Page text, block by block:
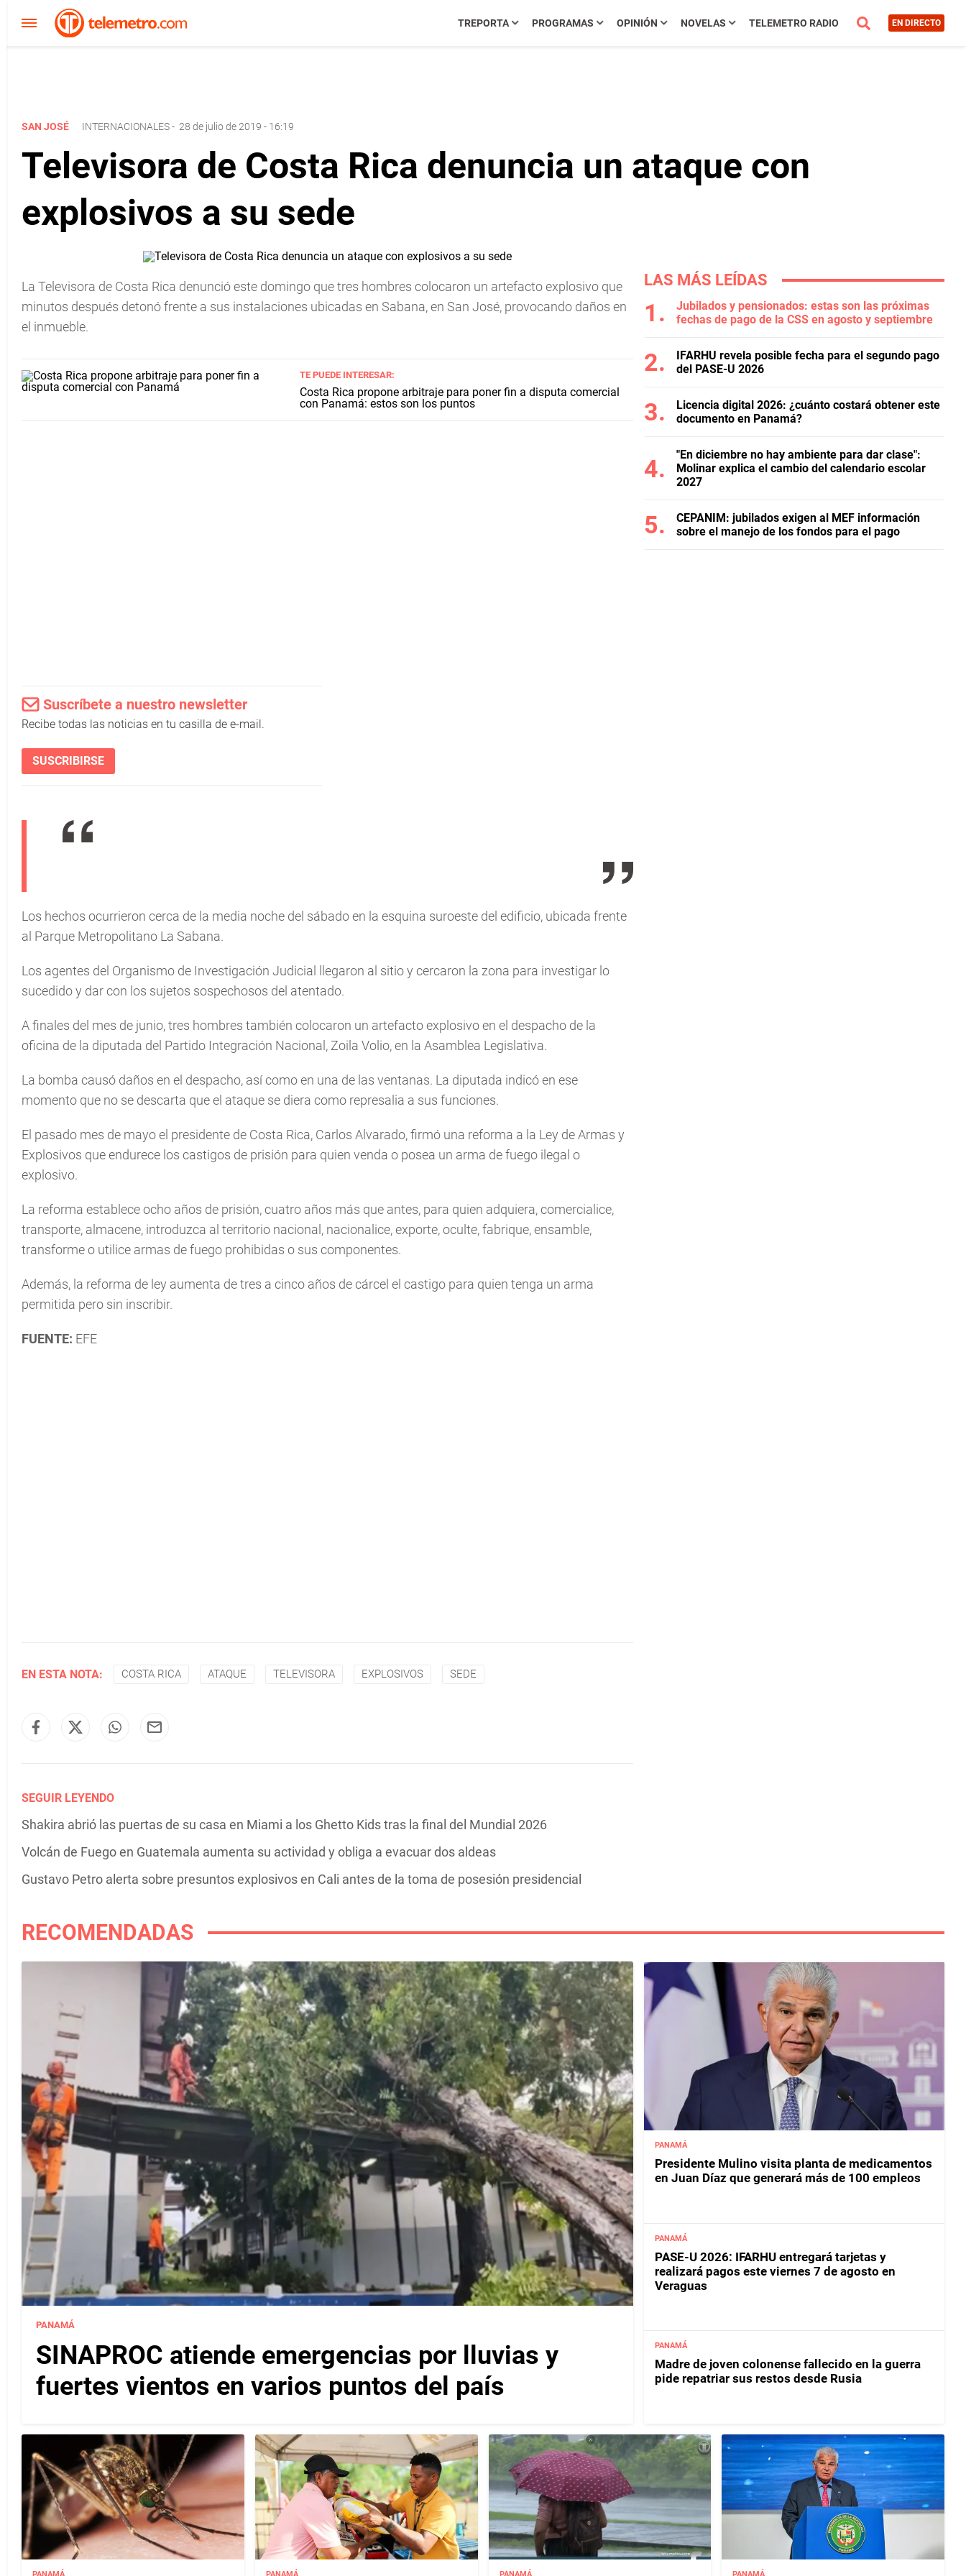
TREPORTA PROGRAMAS OPINIÓN NOVELAS TELEMETRO RADIO EN DIRECTO
SAN JOSÉ INTERNACIONALES- 28 de julio de 2019 - 16:19
Televisora de Costa Rica denuncia un ataque con
explosivos a su sede
La Televisora de Costa Rica denunció este domingo que tres hombres colocaron un artefacto explosivo que
minutos después detonó frente a sus instalaciones ubicadas en Sabana, en San José, provocando daños en
el inmueble.
TE PUEDE INTERESAR:
Costa Rica propone arbitraje para poner fin a disputa comercial
con Panamá: estos son los puntos
Suscríbete a nuestro newsletter
Recibe todas las noticias en tu casilla de e-mail.
SUSCRIBIRSE
Los hechos ocurrieron cerca de la media noche del sábado en la esquina suroeste del edificio, ubicada frente
al Parque Metropolitano La Sabana.
Los agentes del Organismo de Investigación Judicial llegaron al sitio y cercaron la zona para investigar lo
sucedido y dar con los sujetos sospechosos del atentado.
A finales del mes de junio, tres hombres también colocaron un artefacto explosivo en el despacho de la
oficina de la diputada del Partido Integración Nacional, Zoila Volio, en la Asamblea Legislativa.
La bomba causó daños en el despacho, así como en una de las ventanas. La diputada indicó en ese
momento que no se descarta que el ataque se diera como represalia a sus funciones.
El pasado mes de mayo el presidente de Costa Rica, Carlos Alvarado, firmó una reforma a la Ley de Armas y
Explosivos que endurece los castigos de prisión para quien venda o posea un arma de fuego ilegal o
explosivo.
La reforma establece ocho años de prisión, cuatro años más que antes, para quien adquiera, comercialice,
transporte, almacene, introduzca al territorio nacional, nacionalice, exporte, oculte, fabrique, ensamble,
transforme o utilice armas de fuego prohibidas o sus componentes.
Además, la reforma de ley aumenta de tres a cinco años de cárcel el castigo para quien tenga un arma
permitida pero sin inscribir.
FUENTE: EFE
EN ESTA NOTA: COSTA RICA ATAQUE TELEVISORA EXPLOSIVOS SEDE
SEGUIR LEYENDO
Shakira abrió las puertas de su casa en Miami a los Ghetto Kids tras la final del Mundial 2026
Volcán de Fuego en Guatemala aumenta su actividad y obliga a evacuar dos aldeas
Gustavo Petro alerta sobre presuntos explosivos en Cali antes de la toma de posesión presidencial
LAS MÁS LEÍDAS
Jubilados y pensionados: estas son las próximas
fechas de pago de la CSS en agosto y septiembre
IFARHU revela posible fecha para el segundo pago
del PASE-U 2026
Licencia digital 2026: ¿cuánto costará obtener este
documento en Panamá?
"En diciembre no hay ambiente para dar clase":
Molinar explica el cambio del calendario escolar
2027
CEPANIM: jubilados exigen al MEF información
sobre el manejo de los fondos para el pago
RECOMENDADAS
PANAMÁ
SINAPROC atiende emergencias por lluvias y
fuertes vientos en varios puntos del país
PANAMÁ
Presidente Mulino visita planta de medicamentos
en Juan Díaz que generará más de 100 empleos
PANAMÁ
PASE-U 2026: IFARHU entregará tarjetas y
realizará pagos este viernes 7 de agosto en
Veraguas
PANAMÁ
Madre de joven colonense fallecido en la guerra
pide repatriar sus restos desde Rusia